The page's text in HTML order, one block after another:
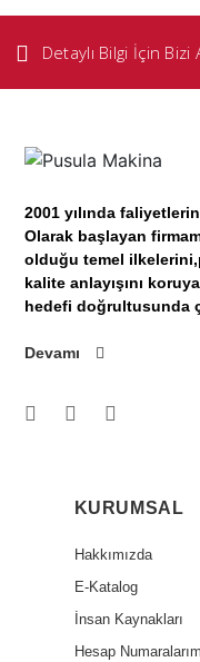
Detaylı Bilgi İçin Bizi
2001 yılında
Olarak başlayan
olduğu temel
kalite anlayışını
hedefi doğrultusunda
Devamı
KURUMSAL
Hakkımızda
E-Katalog
İnsan Kaynakları
Hesap